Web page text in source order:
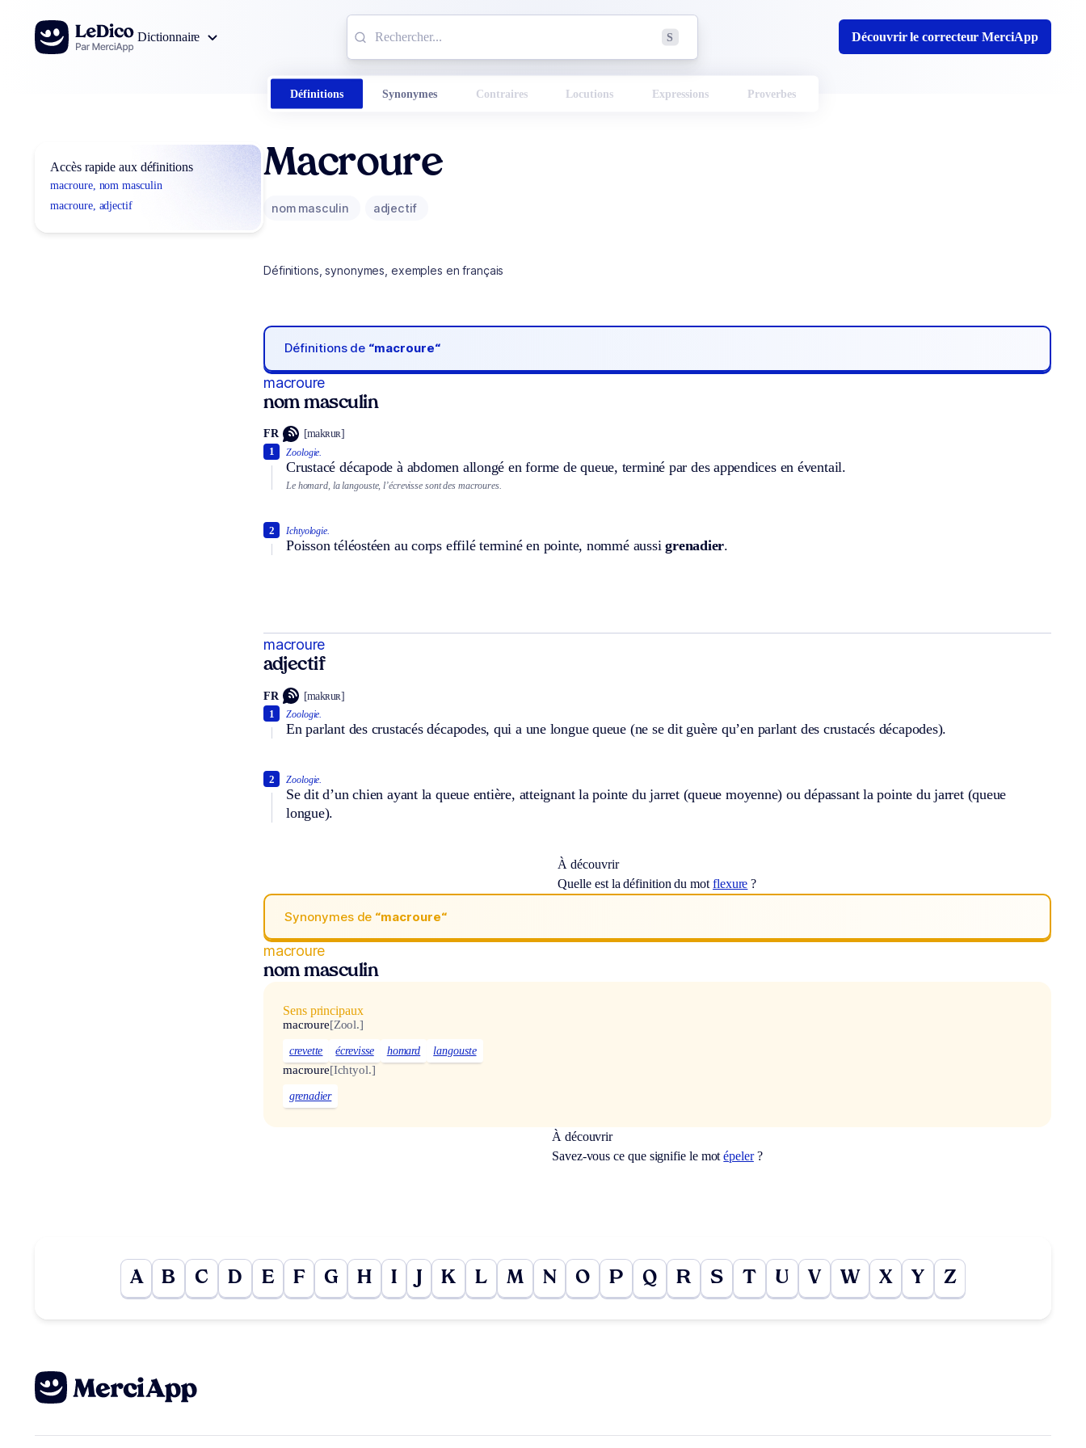
Aller au contenu
Dictionnaire
S Découvrir le correcteur MerciApp
Définitions Synonymes Contraires Locutions Expressions Proverbes
Accès rapide aux définitions
macroure, nom masculin
macroure, adjectif
Macroure
nom masculin adjectif
Définitions, synonymes, exemples en français
Définitions de “macroure“
macroure
nom masculin
FR [makʀuʀ]
Zoologie.
Crustacé décapode à abdomen allongé en forme de queue, terminé par des appendices en éventail.
1
Le homard, la langouste, l’écrevisse sont des macroures.
Ichtyologie.
Poisson téléostéen au corps effilé terminé en pointe, nommé aussigrenadier.
2
macroure
adjectif
FR [makʀuʀ]
Zoologie.
En parlant des crustacés décapodes, qui a une longue queue (ne se dit guère qu’en parlant des crustacés décapodes).
1
Zoologie.
Se dit d’un chien ayant la queue entière, atteignant la pointe du jarret (queue moyenne) ou dépassant la pointe du jarret (queue
longue).
2
À découvrir
Quelle est la définition du mot flexure ?
Synonymes de “macroure“
macroure
nom masculin
Sens principaux
macroure[Zool.]
crevette écrevisse homard langouste
macroure[Ichtyol.]
grenadier
À découvrir
Savez-vous ce que signifie le motépeler?
A B C D E F G H I K L M N O P Q R S T U V W X Y Z